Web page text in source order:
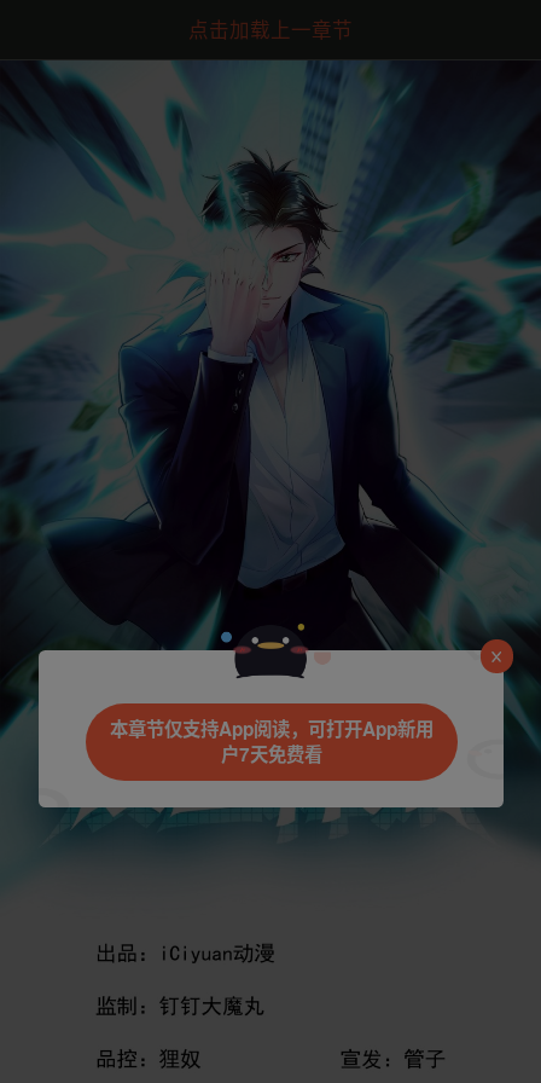
点击加载上一章节
本章节仅支持App阅读，可打开App新用
户7天免费看
是否前往腾漫App继续阅读
立即前往